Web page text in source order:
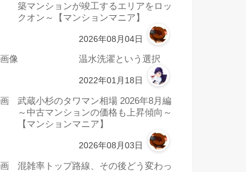
築マンションが竣工するエリアをロッ
クオン～【マンションマニア】
2026年08月04日
温水洗濯という選択
2022年01月18日
武蔵小杉のタワマン相場 2026年8月編
～中古マンションの価格も上昇傾向～
【マンションマニア】
2026年08月03日
混雑率トップ路線、その後どう変わっ